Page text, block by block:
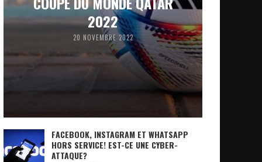
2022
20 NOVEMBRE 2022
FACEBOOK, INSTAGRAM ET WHATSAPP
HORS SERVICE! EST-CE UNE CYBER-
ATTAQUE?